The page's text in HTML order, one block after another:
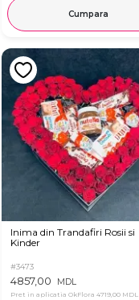
Cumpara
Inima din Trandafiri Rosii si
Kinder
#3473
4857,00 MDL
Pret in aplicatia OkFlora 4719,00 MDL